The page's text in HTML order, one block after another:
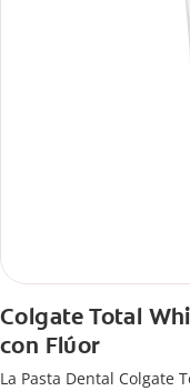
Colgate Total
con Flúor
La Pasta Dental Colgate